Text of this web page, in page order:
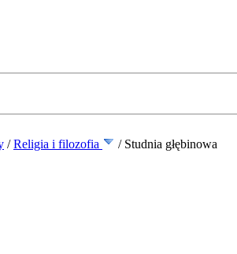
/Religia i filozofia / Studnia głębinowa